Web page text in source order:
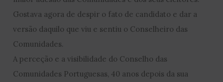
Gostava agora de despir o fato de candidato e dar a
versão daquilo que viu e sentiu o Conselheiro das
Comunidades.
A perceção e a visibilidade do Conselho das
Comunidades Portuguesas, 40 anos depois da sua